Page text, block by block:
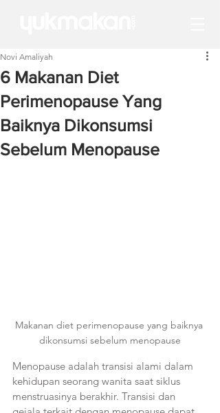
6 Makanan Diet
Perimenopause Yang
Baiknya Dikonsumsi
Sebelum Menopause
Novi Amaliyah
Makanan diet perimenopause yang baiknya
dikonsumsi sebelum menopause
Menopause adalah transisi alami dalam
kehidupan seorang wanita saat siklus
menstruasinya berakhir. Transisi dan